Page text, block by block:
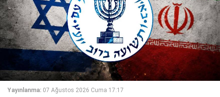
Yayınlanma: 07 Ağustos 2026 Cuma 17:17